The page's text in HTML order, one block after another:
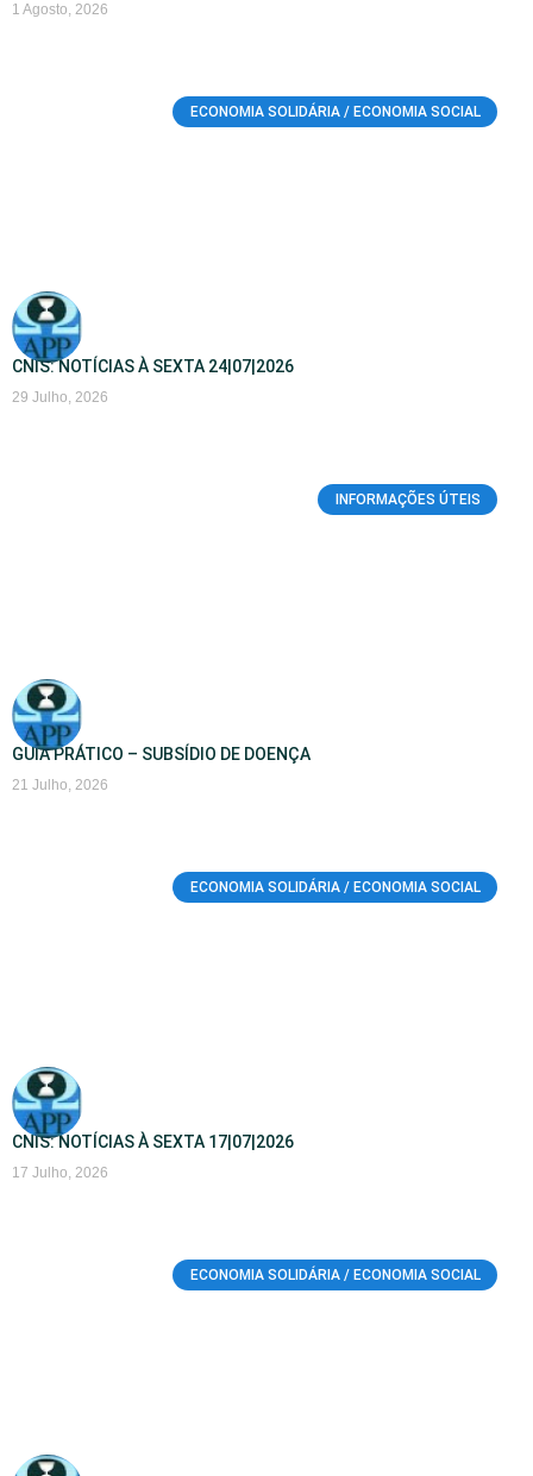
1 Agosto, 2026
ECONOMIA SOLIDÁRIA / ECONOMIA SOCIAL
CNIS: NOTÍCIAS À SEXTA 24|07|2026
29 Julho, 2026
INFORMAÇÕES ÚTEIS
GUIA PRÁTICO – SUBSÍDIO DE DOENÇA
21 Julho, 2026
ECONOMIA SOLIDÁRIA / ECONOMIA SOCIAL
CNIS: NOTÍCIAS À SEXTA 17|07|2026
17 Julho, 2026
ECONOMIA SOLIDÁRIA / ECONOMIA SOCIAL